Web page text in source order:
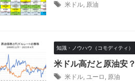
米ドル, 原油
知識・ノウハウ（コモディティ）
米ドル高だと原油安
米ドル, ユーロ , 原油